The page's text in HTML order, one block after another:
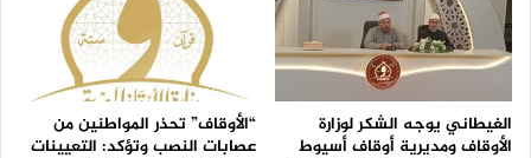
الغيطاني يوجه الشكر لوزارة
الأوقاف ومديرية أوقاف أسيوط
“الأوقاف” تحذر المواطنين من
عصابات النصب وتؤكد: التعيينات